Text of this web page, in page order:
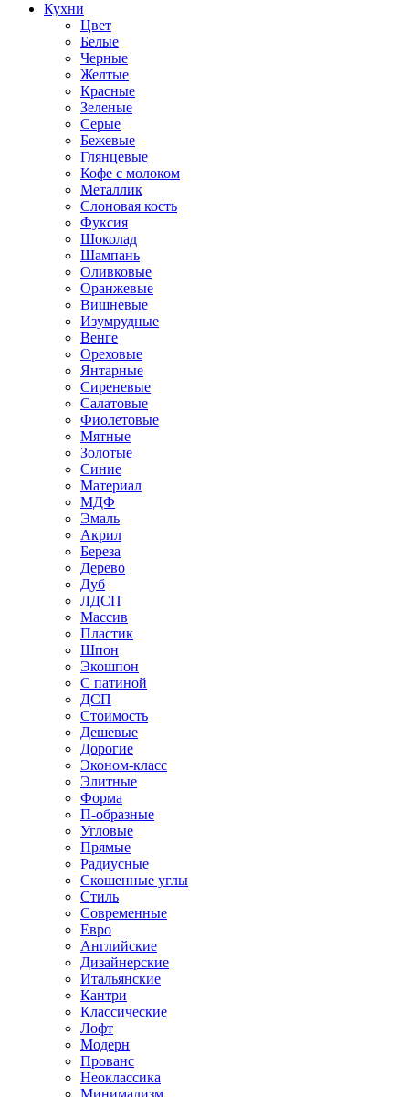
Кухни
Цвет
Белые
Черные
Желтые
Красные
Зеленые
Серые
Бежевые
Глянцевые
Кофе с молоком
Металлик
Слоновая кость
Фуксия
Шоколад
Шампань
Оливковые
Оранжевые
Вишневые
Изумрудные
Венге
Ореховые
Янтарные
Сиреневые
Салатовые
Фиолетовые
Мятные
Золотые
Синие
Материал
МДФ
Эмаль
Акрил
Береза
Дерево
Дуб
ЛДСП
Массив
Пластик
Шпон
Экошпон
С патиной
ДСП
Стоимость
Дешевые
Дорогие
Эконом-класс
Элитные
Форма
П-образные
Угловые
Прямые
Радиусные
Скошенные углы
Стиль
Современные
Евро
Английские
Дизайнерские
Итальянские
Кантри
Классические
Лофт
Модерн
Прованс
Неоклассика
Минимализм